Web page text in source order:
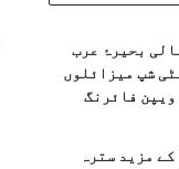
بحیرۂ عرب
شپ میزائلوں
ویپن فائرنگ
مزید سترہ